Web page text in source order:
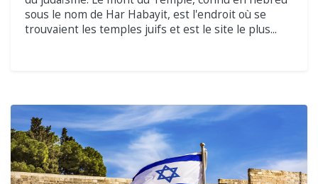
sous le nom de Har Habayit, est l'endroit où se
trouvaient les temples juifs et est le site le plus...